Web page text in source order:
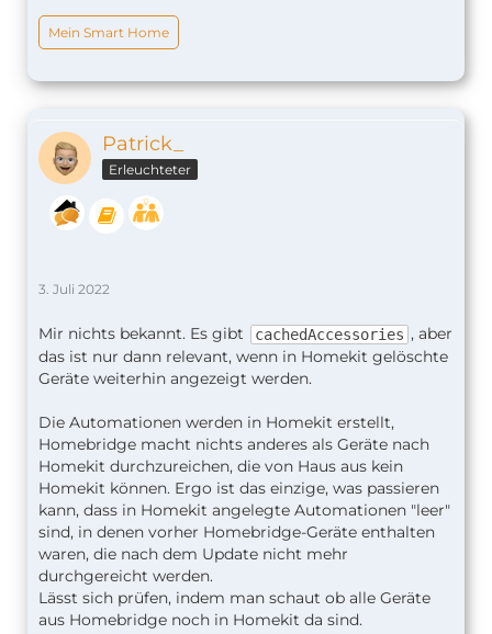
Mein Smart Home
Patrick_
Erleuchteter
3. Juli 2022
Mir nichts bekannt. Es gibt cachedAccessories , aber
das ist nur dann relevant, wenn in Homekit gelöschte
Geräte weiterhin angezeigt werden.
Die Automationen werden in Homekit erstellt,
Homebridge macht nichts anderes als Geräte nach
Homekit durchzureichen, die von Haus aus kein
Homekit können. Ergo ist das einzige, was passieren
kann, dass in Homekit angelegte Automationen "leer"
sind, in denen vorher Homebridge-Geräte enthalten
waren, die nach dem Update nicht mehr
durchgereicht werden.
Lässt sich prüfen, indem man schaut ob alle Geräte
aus Homebridge noch in Homekit da sind.